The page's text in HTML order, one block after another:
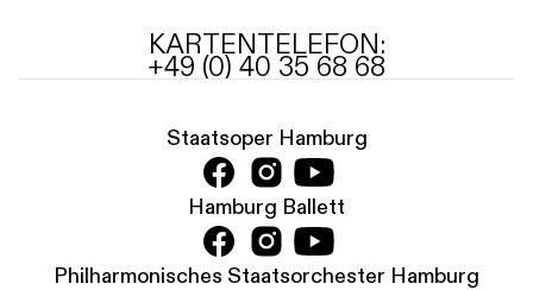
KARTENTELEFON:
+49 (0) 40 35 68 68
Staatsoper Hamburg
Hamburg Ballett
Philharmonisches Staatsorchester Hamburg